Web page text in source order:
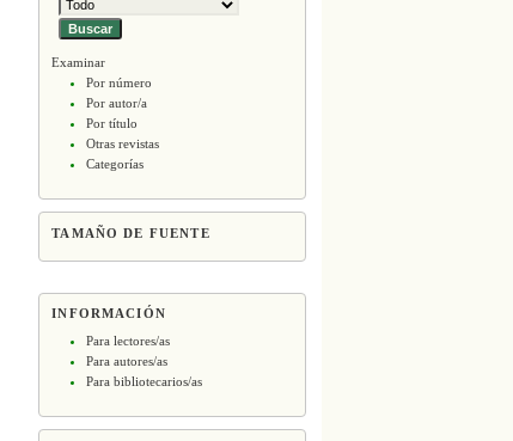
Examinar
Por número
Por autor/a
Por título
Otras revistas
Categorías
TAMAÑO DE FUENTE
INFORMACIÓN
Para lectores/as
Para autores/as
Para bibliotecarios/as